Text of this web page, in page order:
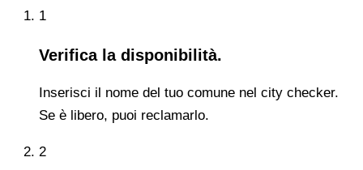
1
Verifica la disponibilità.
Inserisci il nome del tuo comune nel city checker.
Se è libero, puoi reclamarlo.
2